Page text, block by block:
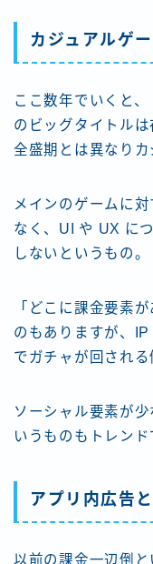
カジュアルゲ
ここ数年でいくと、
のビッグタイトル
全盛期とは異なりカ
メインのゲームに
なく、UI や UX に
しないというもの。
「どこに課金要素
のもありますが、
でガチャが回される
ソーシャル要素が
いうものもトレンド
アプリ内広告
以前の課金一辺倒